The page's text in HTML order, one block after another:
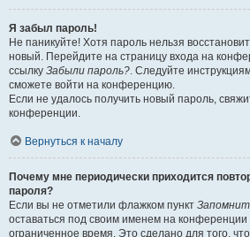
Я забыл пароль!
Не паникуйте! Хотя пароль нельзя
новый. Перейдите на страницу входа на
ссылку Забыли пароль?. Следуйте
сможете войти на конференцию.
Если не удалось получить новый пароль,
конференции.
Вернуться к началу
Почему мне периодически приходится
пароля?
Если вы не отметили флажком пункт
оставаться под своим именем на конференции
ограниченное время. Это сделано для того,